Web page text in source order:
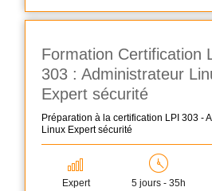
Formation Certification
303 : Administrateur
Expert sécurité
Préparation à la certification LPI 303 -
Linux Expert sécurité
Expert 5 jours - 35h